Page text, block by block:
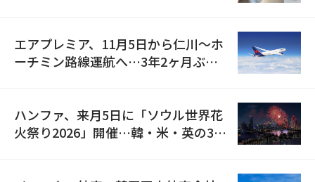
エアプレミア、11月5日から仁川〜ホ
ーチミン路線運航へ…3年2ヶ月ぶり
ハンファ、来月5日に「ソウル世界花
火祭り2026」開催…韓・米・英の3カ